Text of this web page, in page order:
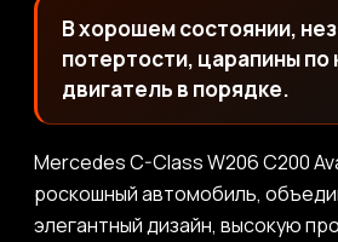
В хорошем состоянии,
потертости, царапины по
двигатель в порядке.
Mercedes C-Class W206 C200
роскошный автомобиль,
элегантный дизайн, высокую